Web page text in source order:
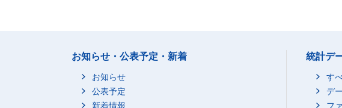
お知らせ・公表予定・新着
お知らせ
公表予定
新着情報
統計デ
す
デ
フ